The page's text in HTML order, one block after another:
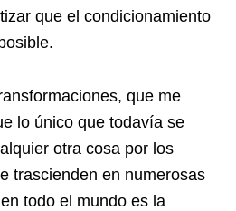
que el condicionamiento
que me
lo único que todavía se
otra cosa por los
trascienden en numerosas
todo el mundo es la